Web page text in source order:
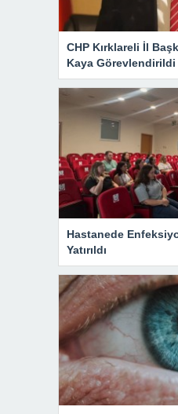
CHP Kırklareli İl
Kaya Görevlendirildi
Hastanede
Yatırıldı